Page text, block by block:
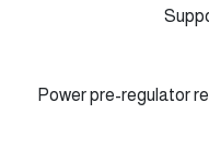
- Power pre-regulator